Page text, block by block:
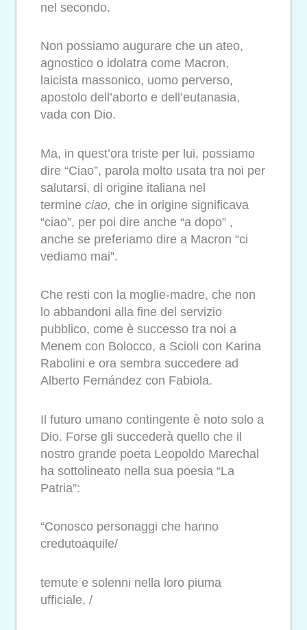
nel secondo.
Non possiamo augurare che un ateo,
agnostico o idolatra come Macron,
laicista massonico, uomo perverso,
apostolo dell’aborto e dell’eutanasia,
vada con Dio.
Ma, in quest’ora triste per lui, possiamo
dire “Ciao”, parola molto usata tra noi per
salutarsi, di origine italiana nel
termine ciao, che in origine significava
“ciao”, per poi dire anche “a dopo” ,
anche se preferiamo dire a Macron “ci
vediamo mai”.
Che resti con la moglie-madre, che non
lo abbandoni alla fine del servizio
pubblico, come è successo tra noi a
Menem con Bolocco, a Scioli con Karina
Rabolini e ora sembra succedere ad
Alberto Fernández con Fabiola.
Il futuro umano contingente è noto solo a
Dio. Forse gli succederà quello che il
nostro grande poeta Leopoldo Marechal
ha sottolineato nella sua poesia “La
Patria”:
“Conosco personaggi che hanno
credutoaquile/
temute e solenni nella loro piuma
ufficiale, /